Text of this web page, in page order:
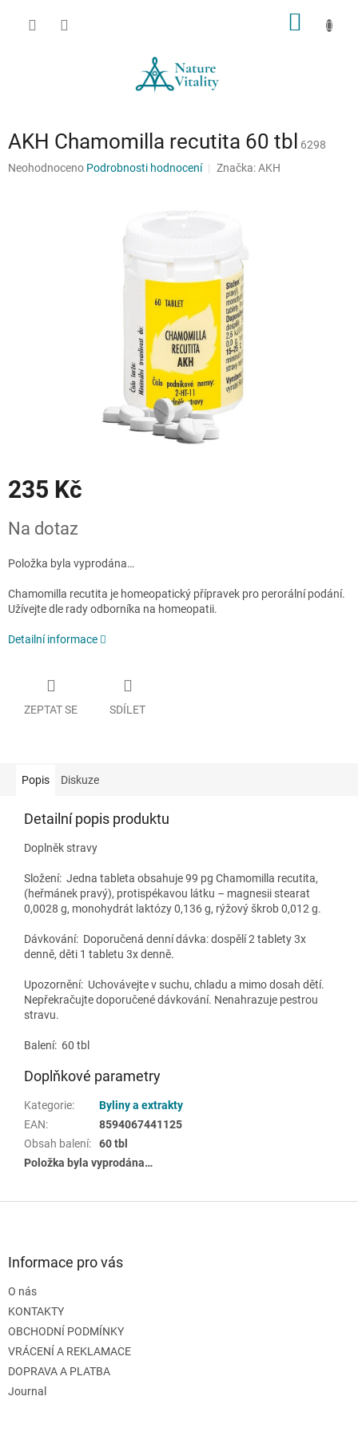
AKH Chamomilla recutita 60 tbl
6298
Průměrné
Neohodnoceno Podrobnosti hodnocení Značka:AKH
235 Kč
cena:
Na dotaz
Položka byla vyprodána…
Chamomilla recutita je homeopatický přípravek pro perorální podání.
Užívejte dle rady odborníka na homeopatii.
Detailní informace
ZEPTAT SE SDÍLET
Popis Diskuze
Detailní popis produktu
Doplněk stravy
Složení: Jedna tableta obsahuje 99 pg Chamomilla recutita,
(heřmánek pravý), protispékavou látku – magnesii stearat
0,0028 g, monohydrát laktózy 0,136 g, rýžový škrob 0,012 g.
Dávkování: Doporučená denní dávka: dospělí 2 tablety 3x
denně, děti 1 tabletu 3x denně.
Upozornění: Uchovávejte v suchu, chladu a mimo dosah dětí.
Nepřekračujte doporučené dávkování. Nenahrazuje pestrou
stravu.
Balení: 60 tbl
Doplňkové parametry
Kategorie:
Byliny a extrakty
EAN:
8594067441125
Obsah balení:
60 tbl
Položka byla vyprodána…
Informace pro vás
O nás
KONTAKTY
OBCHODNÍ PODMÍNKY
VRÁCENÍ A REKLAMACE
DOPRAVA A PLATBA
Journal